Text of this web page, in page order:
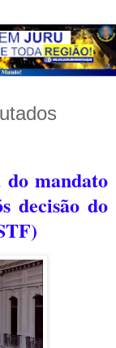
mandato
decisão do